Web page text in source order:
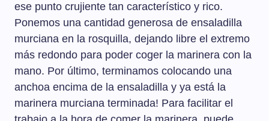
ese punto crujiente tan característico y rico.
Ponemos una cantidad generosa de ensaladilla
murciana en la rosquilla, dejando libre el extremo
más redondo para poder coger la marinera con la
mano. Por último, terminamos colocando una
anchoa encima de la ensaladilla y ya está la
marinera murciana terminada! Para facilitar el